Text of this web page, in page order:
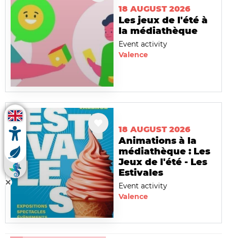
18 AUGUST 2026
Les jeux de l'été à
la médiathèque
Event activity
Valence
18 AUGUST 2026
Animations à la
médiathèque : Les
Jeux de l'été - Les
Estivales
Event activity
Valence